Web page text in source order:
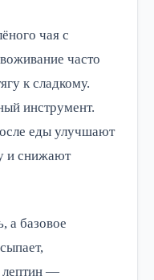
чая с
часто
к сладкому.
инструмент.
еды улучшают
и снижают
а базовое
лептин —